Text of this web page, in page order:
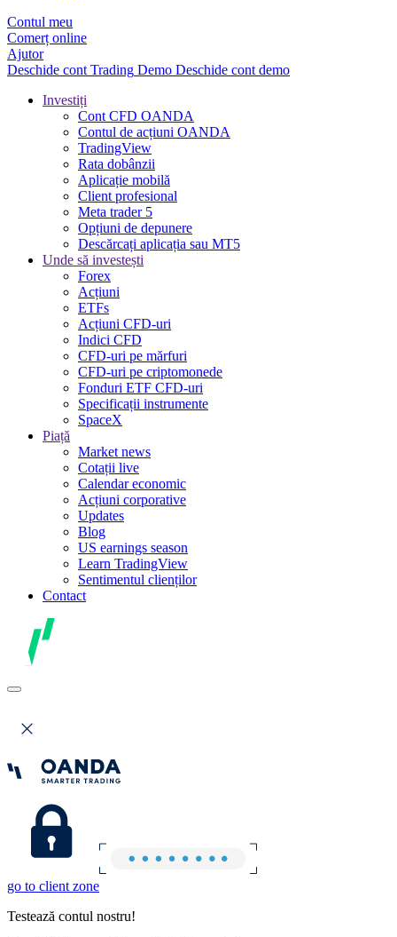
Contul meu
Comerț online
Ajutor
Deschide cont Trading Demo Deschide cont demo
Investiți
Cont CFD OANDA
Contul de acțiuni OANDA
TradingView
Rata dobânzii
Aplicație mobilă
Client profesional
Meta trader 5
Opțiuni de depunere
Descărcați aplicația sau MT5
Unde să investești
Forex
Acțiuni
ETFs
Acțiuni CFD-uri
Indici CFD
CFD-uri pe mărfuri
CFD-uri pe criptomonede
Fonduri ETF CFD-uri
Specificații instrumente
SpaceX
Piață
Market news
Cotații live
Calendar economic
Acțiuni corporative
Updates
Blog
US earnings season
Learn TradingView
Sentimentul clienților
Contact
go to client zone
Testează contul nostru!